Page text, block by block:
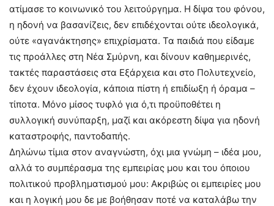
ατίμασε το κοινωνικό του λειτούργημα. Η δίψα του φόνου,
η ηδονή να βασανίζεις, δεν επιδέχονται ούτε ιδεολογικά,
ούτε «αγανάκτησης» επιχρίσματα. Τα παιδιά που είδαμε
τις προάλλες στη Νέα Σμύρνη, και δίνουν καθημερινές,
τακτές παραστάσεις στα Εξάρχεια και στο Πολυτεχνείο,
δεν έχουν ιδεολογία, κάποια πίστη ή επιδίωξη ή όραμα –
τίποτα. Μόνο μίσος τυφλό για ό,τι προϋποθέτει η
συλλογική συνύπαρξη, μαζί και ακόρεστη δίψα για ηδονή
καταστροφής, παντοδαπής.
Δηλώνω τίμια στον αναγνώστη, όχι μια γνώμη – ιδέα μου,
αλλά το συμπέρασμα της εμπειρίας μου και του όποιου
πολιτικού προβληματισμού μου: Ακριβώς οι εμπειρίες μου
και η λογική μου δε με βοήθησαν ποτέ να καταλάβω την